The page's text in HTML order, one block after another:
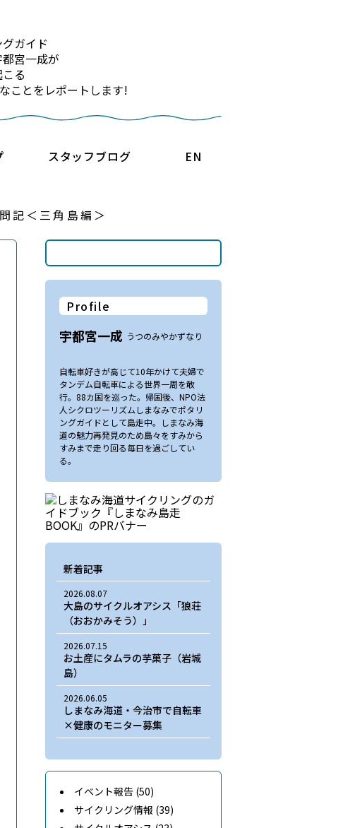
スタッフブログ EN
ガイド
宮一成が
る
ことをレポートします!
記＜三角島編＞
Profile
宇都宮一成 うつのみやかずなり
自転車好きが高じて10年かけて夫婦で
タンデム自転車による世界一周を敢
行。88カ国を巡った。帰国後、NPO法
人シクロツーリズムしまなみでポタリ
ングガイドとして島走中。しまなみ海
道の魅力再発見のため島々をすみから
すみまで走り回る毎日を過ごしてい
る。
新着記事
2026.08.07
大島のサイクルオアシス「狼荘
（おおかみそう）」
2026.07.15
お土産にタムラの芋菓子（岩城
島）
2026.06.05
しまなみ海道・今治市で自転車
×健康のモニター募集
イベント報告 (50)
サイクリング情報 (39)